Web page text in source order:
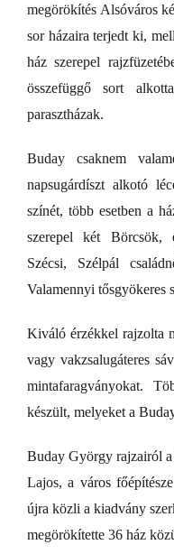
megörökítés Alsóváros
sor házaira terjedt ki,
ház szerepel
összefüggő sort
parasztházak.
Buday csaknem
napsugárdíszt alkotó
színét, több esetben a
szerepel két Börcsök,
Szécsi, Szélpál
Valamennyi tősgyökeres
Kiváló érzékkel rajzolta
vagy vakzsalugáteres
mintafaragványokat.
készült, melyeket a
Buday György rajzairól
Lajos, a város
újra közli a kiadvány
megörökítette 36 ház